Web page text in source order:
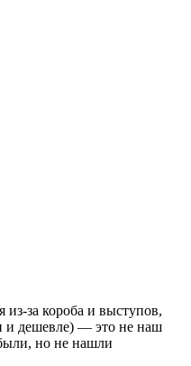
из-за короба и выступов,
и дешевле) — это не наш
но не нашли